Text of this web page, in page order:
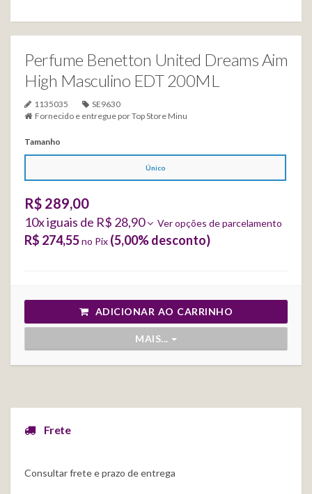
Perfume Benetton United Dreams Aim
High Masculino EDT 200ML
1135035
SE9630
Fornecido e entregue porTop Store Minu
Tamanho
Único
R$ 289,00
10x iguais de R$ 28,90 Ver opções de parcelamento
R$ 274,55no Pix (5,00% desconto)
ADICIONAR AO CARRINHO
MAIS...
Frete
Consultar frete e prazo de entrega